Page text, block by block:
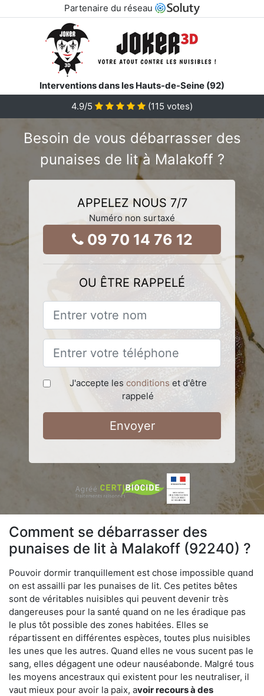
Partenaire du réseau
Interventions dans les Hauts-de-Seine (92)
4.9/5 (115 votes)
Besoin de vous débarrasser des
punaises de lit à Malakoff ?
APPELEZ NOUS 7/7
Numéro non surtaxé
09 70 14 76 12
OU ÊTRE RAPPELÉ
J'accepte les conditions et d'être
rappelé
Envoyer
Comment se débarrasser des
punaises de lit à Malakoff (92240) ?
Pouvoir dormir tranquillement est chose impossible quand
on est assailli par les punaises de lit. Ces petites bêtes
sont de véritables nuisibles qui peuvent devenir très
dangereuses pour la santé quand on ne les éradique pas
le plus tôt possible des zones habitées. Elles se
répartissent en différentes espèces, toutes plus nuisibles
les unes que les autres. Quand elles ne vous sucent pas le
sang, elles dégagent une odeur nauséabonde. Malgré tous
les moyens ancestraux qui existent pour les neutraliser, il
vaut mieux pour avoir la paix, avoir recours à des